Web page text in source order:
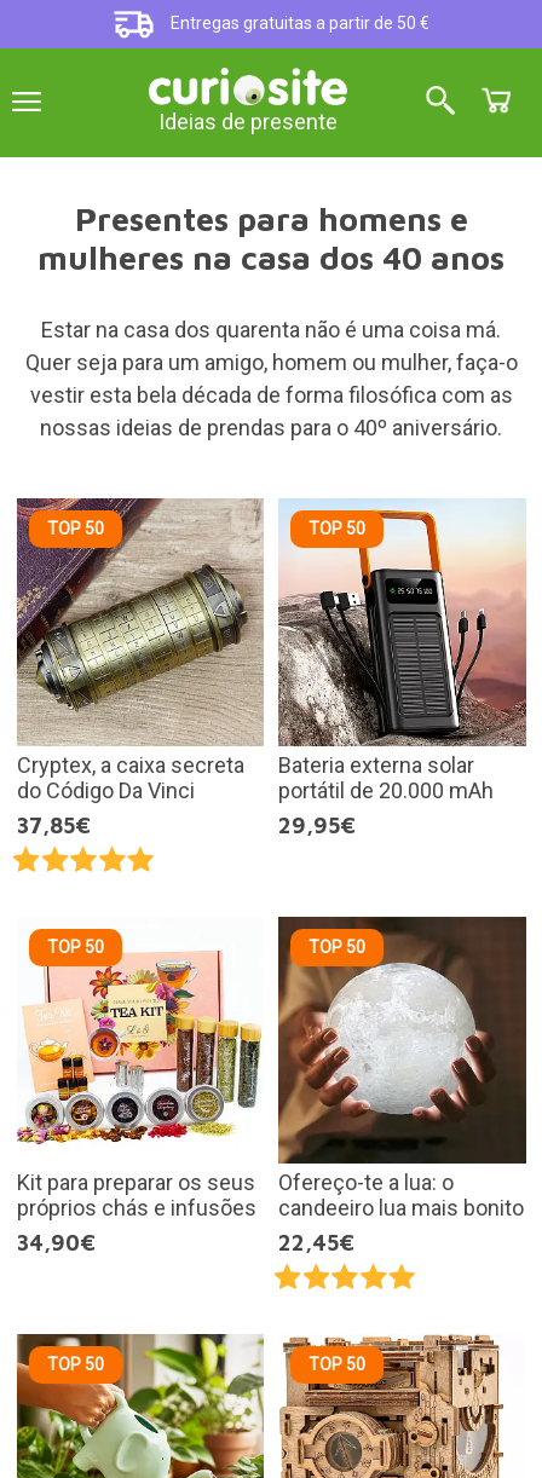
Entregas gratuitas a partir de 50 €
Ideias de presente
Presentes para homens e
mulheres na casa dos 40 anos
Estar na casa dos quarenta não é uma coisa má.
Quer seja para um amigo, homem ou mulher, faça-o
vestir esta bela década de forma filosófica com as
nossas ideias de prendas para o 40º aniversário.
TOP 50
Cryptex, a caixa secreta
do Código Da Vinci
37,85€
TOP 50
Bateria externa solar
portátil de 20.000 mAh
29,95€
TOP 50
Kit para preparar os seus
próprios chás e infusões
34,90€
TOP 50
Ofereço-te a lua: o
candeeiro lua mais bonito
22,45€
TOP 50 TOP 50